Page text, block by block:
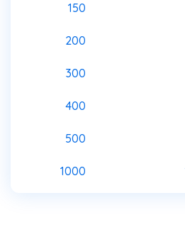
150
200
300
400
500
1000